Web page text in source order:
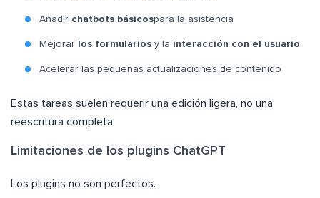
Añadir chatbots básicospara la asistencia
Mejorar los formularios y la interacción con el usuario
Acelerar las pequeñas actualizaciones de contenido
Estas tareas suelen requerir una edición ligera, no una
reescritura completa.
Limitaciones de los plugins ChatGPT
Los plugins no son perfectos.